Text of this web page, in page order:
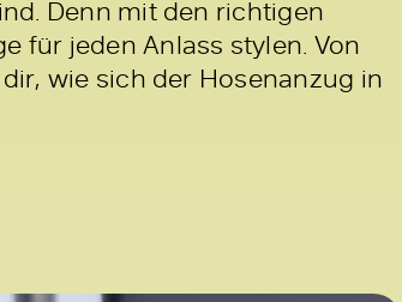
Denn mit den richtigen
für jeden Anlass stylen. Von
wie sich der Hosenanzug in